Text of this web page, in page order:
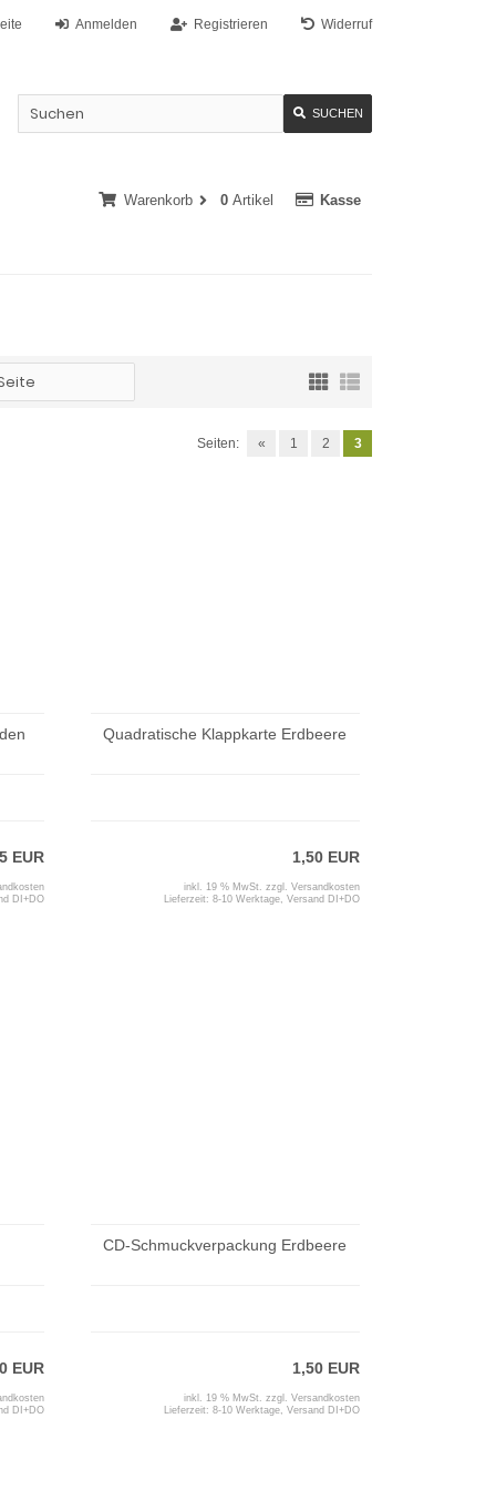
Widerruf
Registrieren
Anmelden
SUCHEN
Kasse
Warenkorb 0 Artikel
Seiten: « 1 2 3
EUR
DI+DO
Quadratische Klappkarte Erdbeere
1,50 EUR
inkl. 19 % MwSt. zzgl. Versandkosten
Lieferzeit: 8-10 Werktage, Versand DI+DO
EUR
DI+DO
CD-Schmuckverpackung Erdbeere
1,50 EUR
inkl. 19 % MwSt. zzgl. Versandkosten
Lieferzeit: 8-10 Werktage, Versand DI+DO